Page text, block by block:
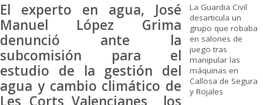
El experto en agua, José
Manuel López Grima
denunció ante la
subcomisión para el
estudio de la gestión del
agua y cambio climático de
Les Corts Valencianes los
La Guardia Civil
desarticula un
grupo que robaba
en salones de
juego tras
manipular las
máquinas en
Callosa de Segura
y Rojales